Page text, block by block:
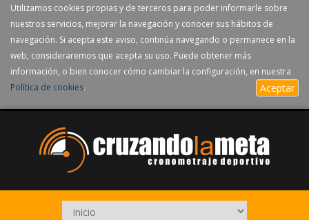
Utilizamos cookies propias y de terceros para poder informarle sobre
nuestros servicios, mejorar la navegación y conocer sus hábitos de
navegación. Si acepta este aviso, continúa navegando o permanece en la
web, consideraremos que acepta su uso. Puede obtener más
información, o bien conocer cómo cambiar la configuración, en nuestra
Política de cookies. Aceptar